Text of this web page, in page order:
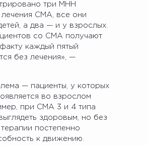
три МНН
лечения СМА, все они
а два — и у взрослых.
со СМА получают
каждый пятый
без лечения», —
— пациенты, у которых
во взрослом
при СМА 3 и 4 типа
здоровым, но без
постепенно
к движению.